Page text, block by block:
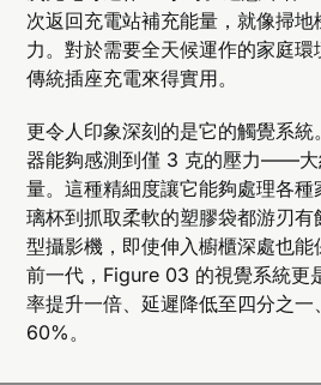
次返回充電站補充能量，就像掃
力。對於需要全天候運作的家庭
傳統插座充電來得實用。
更令人印象深刻的是它的觸覺系
器能夠感測到僅 3 克的壓力——大
量。這種精細度讓它能夠處理各
璃杯到抓取柔軟的塑膠袋都游刃
型攝影機，即使伸入櫥櫃深處也
前一代，Figure 03 的視覺系統更
率提升一倍、延遲降低至四分之一
60%。